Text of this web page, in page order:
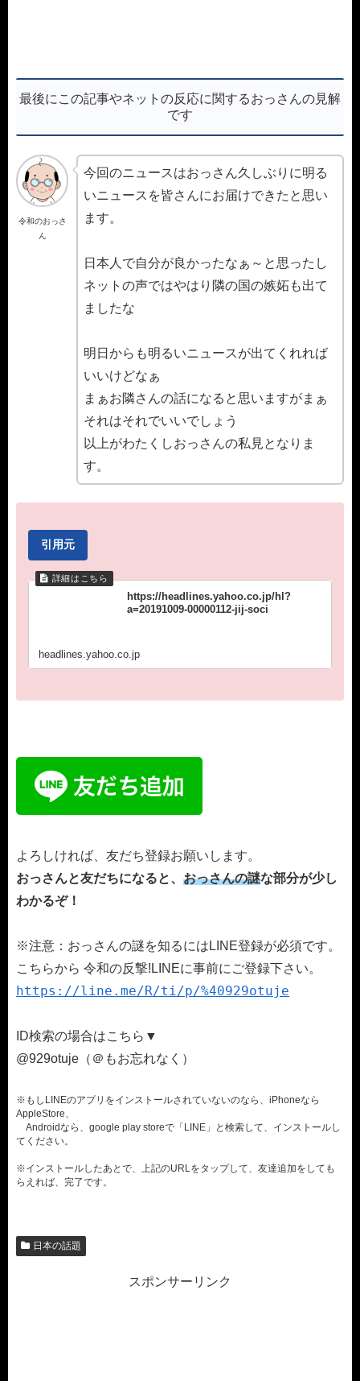
最後にこの記事やネットの反応に関するおっさんの見解
です
令和のおっさ
ん
今回のニュースはおっさん久しぶりに明る
いニュースを皆さんにお届けできたと思い
ます。
日本人で自分が良かったなぁ～と思ったし
ネットの声ではやはり隣の国の嫉妬も出て
ましたな
明日からも明るいニュースが出てくれれば
いいけどなぁ
まぁお隣さんの話になると思いますがまぁ
それはそれでいいでしょう
以上がわたくしおっさんの私見となりま
す。
引用元
https://headlines.yahoo.co.jp/hl?
a=20191009-00000112-jij-soci
headlines.yahoo.co.jp
よろしければ、友だち登録お願いします。
おっさんと友だちになると、 おっさんの謎な部分が少し
わかるぞ！
※注意：おっさんの謎を知るにはLINE登録が必須です。
こちらから 令和の反撃!LINEに事前にご登録下さい。
https://line.me/R/ti/p/%40929otuje
ID検索の場合はこちら▼
@929otuje（＠もお忘れなく）
※もしLINEのアプリをインストールされていないのなら、iPhoneなら
AppleStore、
Androidなら、google play storeで「LINE」と検索して、インストールし
てください。
※インストールしたあとで、上記のURLをタップして、友達追加をしても
らえれば、完了です。
日本の話題
スポンサーリンク